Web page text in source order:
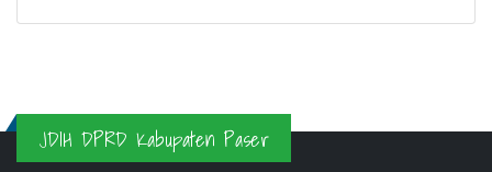
JDIH DPRD Kabupaten Paser